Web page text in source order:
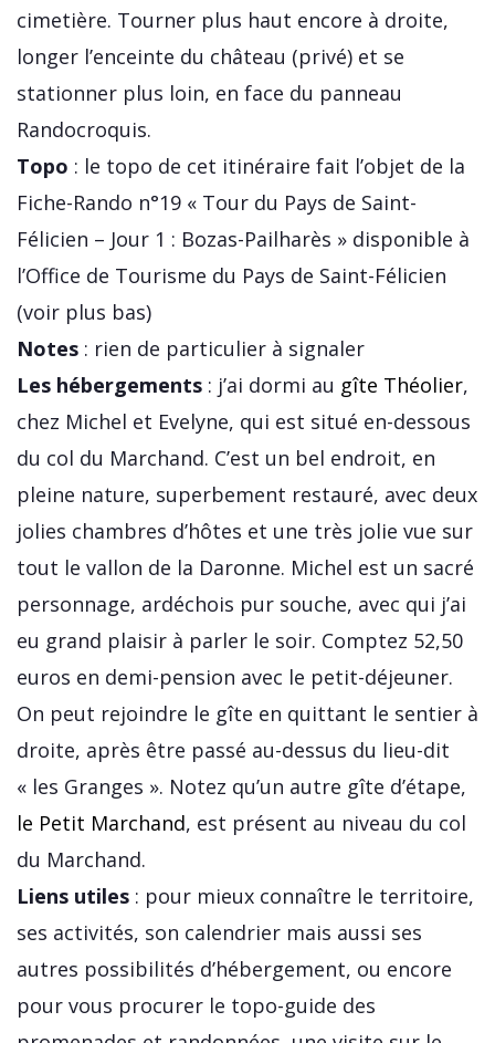
cimetière. Tourner plus haut encore à droite,
longer l’enceinte du château (privé) et se
stationner plus loin, en face du panneau
Randocroquis.
Topo : le topo de cet itinéraire fait l’objet de la
Fiche-Rando n°19 « Tour du Pays de Saint-
Félicien – Jour 1 : Bozas-Pailharès » disponible à
l’Office de Tourisme du Pays de Saint-Félicien
(voir plus bas)
Notes : rien de particulier à signaler
Les hébergements : j’ai dormi au gîte Théolier,
chez Michel et Evelyne, qui est situé en-dessous
du col du Marchand. C’est un bel endroit, en
pleine nature, superbement restauré, avec deux
jolies chambres d’hôtes et une très jolie vue sur
tout le vallon de la Daronne. Michel est un sacré
personnage, ardéchois pur souche, avec qui j’ai
eu grand plaisir à parler le soir. Comptez 52,50
euros en demi-pension avec le petit-déjeuner.
On peut rejoindre le gîte en quittant le sentier à
droite, après être passé au-dessus du lieu-dit
« les Granges ». Notez qu’un autre gîte d’étape,
le Petit Marchand, est présent au niveau du col
du Marchand.
Liens utiles : pour mieux connaître le territoire,
ses activités, son calendrier mais aussi ses
autres possibilités d’hébergement, ou encore
pour vous procurer le topo-guide des